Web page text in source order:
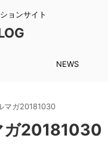
ョンサイト
NEWS
マガ20181030
ガ20181030